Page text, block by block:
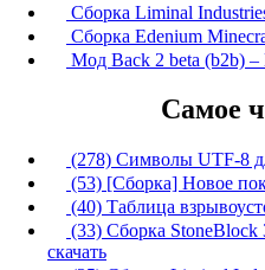
Сборка Liminal
Сборка Edenium
Мод Back 2 beta (b2b) –
Самое
(278) Символы UTF-8
(53) [Сборка] Новое
(40) Таблица
(33) Сборка StoneBlock
скачать